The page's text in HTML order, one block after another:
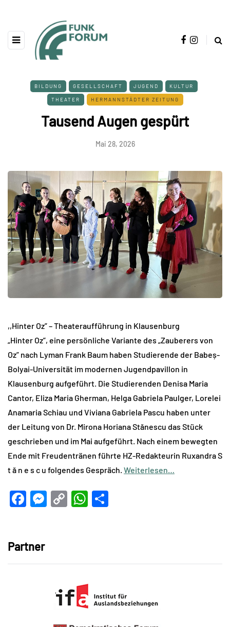
BILDUNG GESELLSCHAFT JUGEND KULTUR
THEATER HERMANNSTÄDTER ZEITUNG
Tausend Augen gespürt
Mai 28, 2026
,,Hinter Oz” – Theateraufführung in Klausenburg
„Hinter Oz”, eine persönliche Variante des „Zauberers von
Oz” nach Lyman Frank Baum haben Studierende der Babeș-
Bolyai-Universität im modernen Jugendpavillon in
Klausenburg aufgeführt. Die Studierenden Denisa Maria
Cantor, Eliza Maria Gherman, Helga Gabriela Paulger, Lorelei
Anamaria Schiau und Viviana Gabriela Pascu haben unter
der Leitung von Dr. Mirona Horiana Stănescu das Stück
geschrieben und im Mai aufgeführt. Nach einem bewegten
Ende mit Freudentränen führte HZ-Redakteurin Ruxandra S
t ă n e s c u folgendes Gespräch. Weiterlesen…
Facebook
Messenger
CopyWhatsApp
Partner